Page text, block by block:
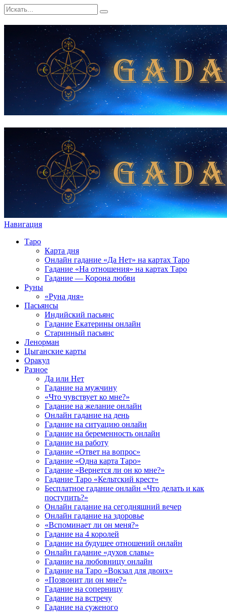
Навигация
Таро
Карта дня
Онлайн гадание «Да Нет» на картах Таро
Гадание «На отношения» на картах Таро
Гадание — Корона любви
Руны
«Руна дня»
Пасьянсы
Индийский пасьянс
Гадание Екатерины онлайн
Старинный пасьянс
Ленорман
Цыганские карты
Оракул
Разное
Да или Нет
Гадание на мужчину
«Что чувствует ко мне?»
Гадание на желание онлайн
Онлайн гадание на день
Гадание на ситуацию онлайн
Гадание на беременность онлайн
Гадание на работу
Гадание «Ответ на вопрос»
Гадание «Одна карта Таро»
Гадание «Вернется ли он ко мне?»
Гадание Таро «Кельтский крест»
Бесплатное гадание онлайн «Что делать и как
поступить?»
Онлайн гадание на сегодняшний вечер
Онлайн гадание на здоровье
«Вспоминает ли он меня?»
Гадание на 4 королей
Гадание на будущее отношений онлайн
Онлайн гадание «духов славы»
Гадание на любовницу онлайн
Гадание на Таро «Вокзал для двоих»
«Позвонит ли он мне?»
Гадание на соперницу
Гадание на встречу
Гадание на суженого